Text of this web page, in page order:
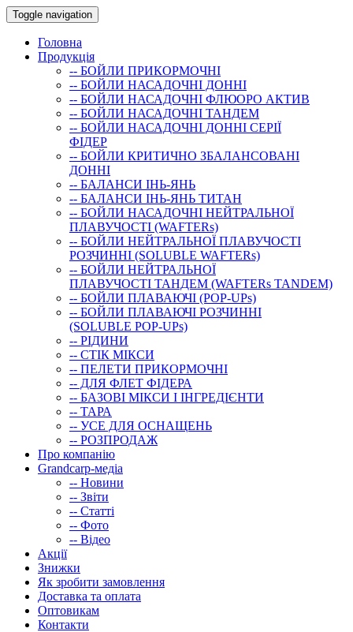
Toggle navigation
Головна
Продукція
-- БОЙЛИ ПРИКОРМОЧНI
-- БОЙЛИ НАСАДОЧНI ДОННI
-- БОЙЛИ НАСАДОЧНІ ФЛЮОРО АКТИВ
-- БОЙЛИ НАСАДОЧНІ ТАНДЕМ
-- БОЙЛИ НАСАДОЧНI ДОННI СЕРIÏ
ФIДЕР
-- БОЙЛИ КРИТИЧНО ЗБАЛАНСОВАНІ
ДОННІ
-- БАЛАНСИ ІНЬ-ЯНЬ
-- БАЛАНСИ ІНЬ-ЯНЬ ТИТАН
-- БОЙЛИ НАСАДОЧНI НЕЙТРАЛЬНОÏ
ПЛАВУЧОСТI (WAFTERs)
-- БОЙЛИ НЕЙТРАЛЬНОЇ ПЛАВУЧОСТІ
РОЗЧИННІ (SOLUBLE WAFTERs)
-- БОЙЛИ НЕЙТРАЛЬНОЇ
ПЛАВУЧОСТІ ТАНДЕМ (WAFTERs TANDEM)
-- БОЙЛИ ПЛАВАЮЧІ (POP-UPs)
-- БОЙЛИ ПЛАВАЮЧI РОЗЧИННI
(SOLUBLE POP-UPs)
-- РIДИНИ
-- СТIК МIКСИ
-- ПЕЛЕТИ ПРИКОРМОЧНІ
-- ДЛЯ ФЛЕТ ФІДЕРА
-- БАЗОВІ МІКСИ І ІНГРЕДІЄНТИ
-- ТАРА
-- УСЕ ДЛЯ ОСНАЩЕНЬ
-- РОЗПРОДАЖ
Про компанію
Grandcarp-медіа
-- Новини
-- Звіти
-- Статті
-- Фото
-- Відео
Акції
Знижки
Як зробити замовлення
Доставка та оплата
Оптовикам
Контакти